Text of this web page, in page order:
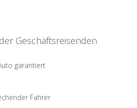
Geschäftsreisenden
garantiert
Fahrer